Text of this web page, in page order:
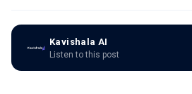
Kavishala AI
Listen to this post